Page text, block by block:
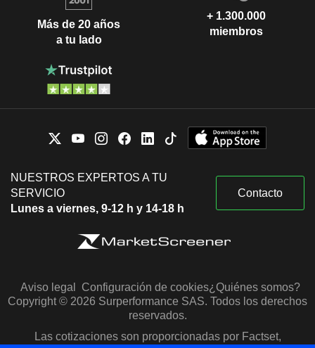
Más de 20 años
a tu lado
+ 1.300.000
miembros
NUESTROS EXPERTOS A TU
SERVICIO
Lunes a viernes, 9-12 h y 14-18 h
Contacto
Aviso legal Configuración de cookies¿Quiénes somos?
Copyright © 2026 Surperformance SAS. Todos los derechos
reservados.
Las cotizaciones son proporcionadas por Factset,